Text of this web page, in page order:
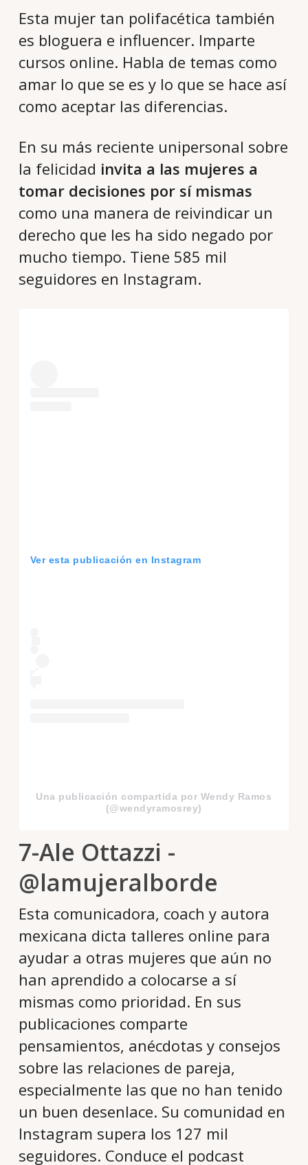
Esta mujer tan polifacética también
es bloguera e influencer. Imparte
cursos online. Habla de temas como
amar lo que se es y lo que se hace así
como aceptar las diferencias.
En su más reciente unipersonal sobre
la felicidad invita a las mujeres a
tomar decisiones por sí mismas
como una manera de reivindicar un
derecho que les ha sido negado por
mucho tiempo. Tiene 585 mil
seguidores en Instagram.
Ver esta publicación en Instagram
Una publicación compartida por Wendy Ramos
(@wendyramosrey)
7-Ale Ottazzi -
@lamujeralborde
Esta comunicadora, coach y autora
mexicana dicta talleres online para
ayudar a otras mujeres que aún no
han aprendido a colocarse a sí
mismas como prioridad. En sus
publicaciones comparte
pensamientos, anécdotas y consejos
sobre las relaciones de pareja,
especialmente las que no han tenido
un buen desenlace. Su comunidad en
Instagram supera los 127 mil
seguidores. Conduce el podcast